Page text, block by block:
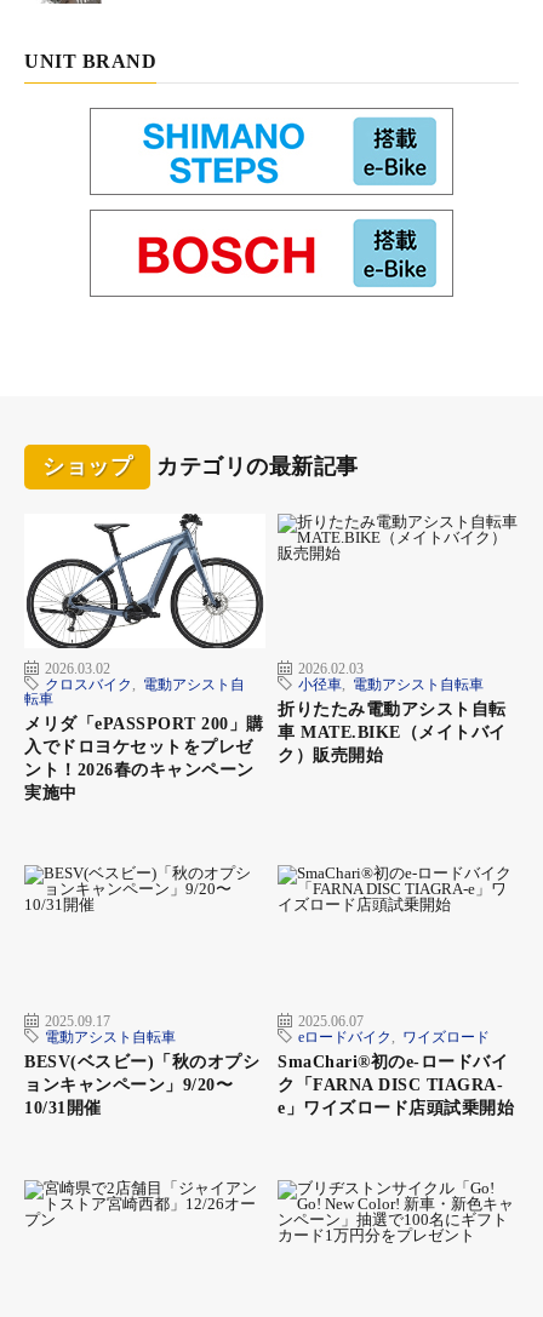
「即日納車」 強化店 決めたらその日にお持ち帰り：
「明日からすぐ乗りたい！」のご要望にお応えします。スポーツ
サイクルはメーカーから入荷しても整備を行なわないとすぐに乗
車することができません。当店は充実のサポートで即日の納車を
充実のサポート＆サービス：
のサポートがセットになっているので、購入後も安心です。
また、外出先などでパンクしたなど愛車に万一のことがあった場
」も用意しています。自転車保険も付帯されていて、万一の事
故の際でも安心です。
UNIT BRAND
ショップ カテゴリの最新記事
2026.03.02
クロスバイク
電動アシスト自
転車
メリダ「ePASSPORT 200」購
入でドロヨケセットをプレゼ
ント！2026春のキャンペーン
実施中
2026.02.03
小径車
電動アシスト自転車
折りたたみ電動アシスト自転
車 MATE.BIKE（メイトバイ
ク）販売開始
2025.09.17
電動アシスト自転車
BESV(ベスビー)「秋のオプシ
ョンキャンペーン」9/20〜
10/31開催
2025.06.07
eロードバイク
ワイズロード
SmaChari®︎初のe-ロードバイ
ク「FARNA DISC TIAGRA-
e」ワイズロード店頭試乗開始